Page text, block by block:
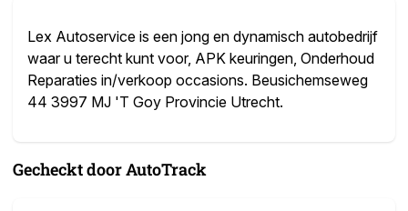
Lex Autoservice is een jong en dynamisch autobedrijf
waar u terecht kunt voor, APK keuringen, Onderhoud
Reparaties in/verkoop occasions. Beusichemseweg
44 3997 MJ 'T Goy Provincie Utrecht.
Gecheckt door AutoTrack